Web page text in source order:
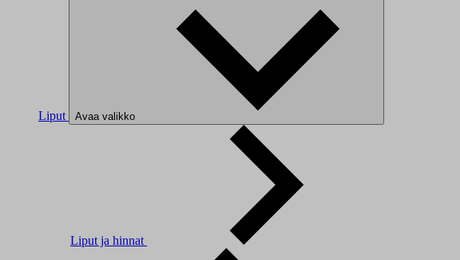
Liput Avaa valikko
Liput ja hinnat